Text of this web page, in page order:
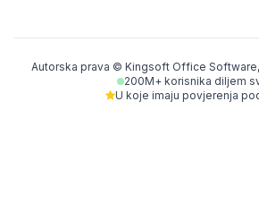
Autorska prava © Kingsoft Office
200M+ korisnika diljem
U koje imaju povjerenja